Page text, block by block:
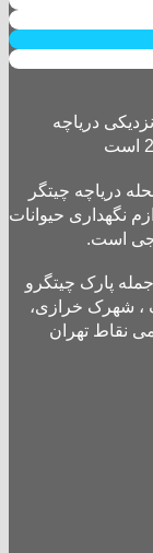
منطقه 22 واقع در نزدیکی دریاچه
دریاچه چیتگر
نگهداری حیوانات
است.
پت به تمامی نقاط منطقه 22 از جمله پارک چیتگرو
، شهرک خرازی،
نقاط تهران